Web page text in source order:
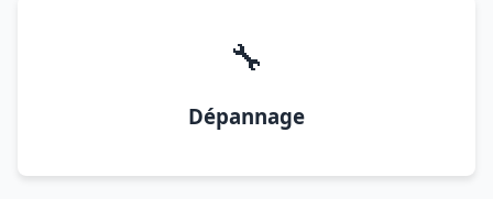
🔧
Dépannage